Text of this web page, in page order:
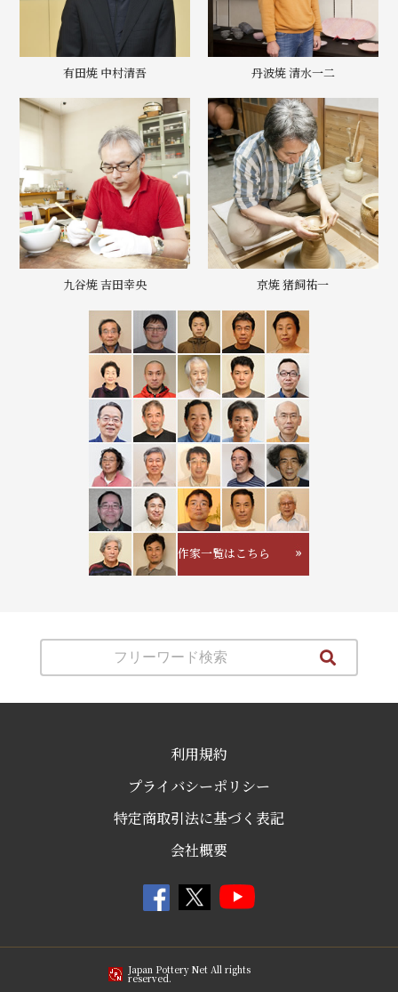
有田焼 中村清吾 丹波焼 清水一二
九谷焼 吉田幸央 京焼 猪飼祐一
作家一覧はこちら
利用規約
プライバシーポリシー
特定商取引法に基づく表記
会社概要
Japan Pottery Net All rights
reserved.